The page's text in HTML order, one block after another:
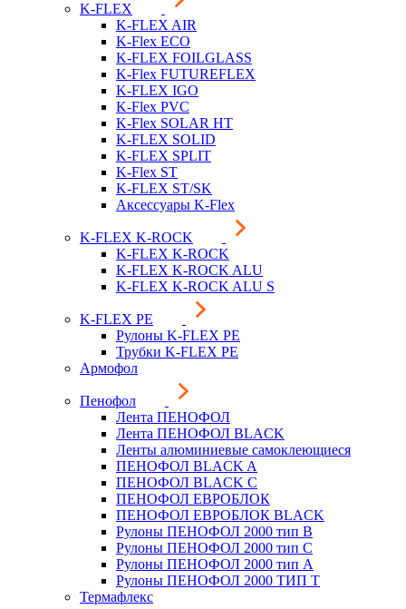
K-FLEX
K-FLEX AIR
K-Flex ECO
K-FLEX FOILGLASS
K-Flex FUTUREFLEX
K-FLEX IGO
K-Flex PVC
K-Flex SOLAR HT
K-FLEX SOLID
K-FLEX SPLIT
K-Flex ST
K-FLEX ST/SK
Аксессуары K-Flex
K-FLEX K-ROCK
K-FLEX K-ROCK
K-FLEX K-ROCK ALU
K-FLEX K-ROCK ALU S
K-FLEX PE
Рулоны K-FLEX PE
Трубки K-FLEX PE
Армофол
Пенофол
Лента ПЕНОФОЛ
Лента ПЕНОФОЛ BLACK
Ленты алюминиевые самоклеющиеся
ПЕНОФОЛ BLACK A
ПЕНОФОЛ BLACK С
ПЕНОФОЛ ЕВРОБЛОК
ПЕНОФОЛ ЕВРОБЛОК BLACK
Рулоны ПЕНОФОЛ 2000 тип B
Рулоны ПЕНОФОЛ 2000 тип C
Рулоны ПЕНОФОЛ 2000 тип А
Рулоны ПЕНОФОЛ 2000 ТИП Т
Термафлекс